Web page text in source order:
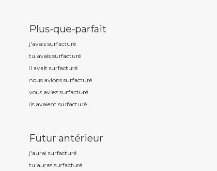
Plus-que-parfait
j'avais surfacturé
tu avais surfacturé
il avait surfacturé
nous avions surfacturé
vous aviez surfacturé
ils avaient surfacturé
Futur antérieur
j'aurai surfacturé
tu auras surfacturé